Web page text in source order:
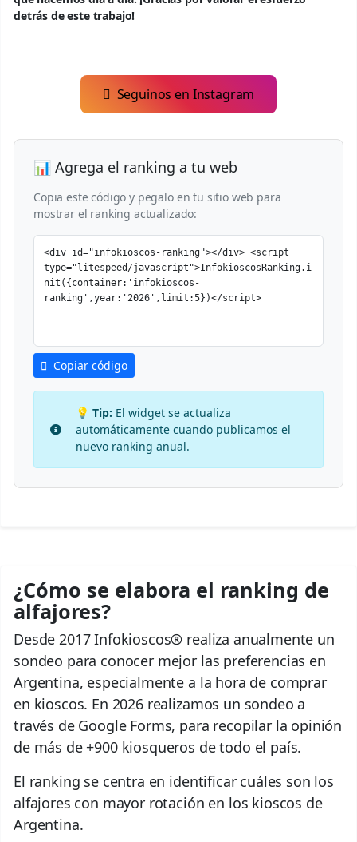
detrás de este trabajo!
Seguinos en Instagram
📊 Agrega el ranking a tu web
Copia este código y pegalo en tu sitio web para
mostrar el ranking actualizado:
Copiar código
💡 Tip: El widget se actualiza
automáticamente cuando publicamos el
nuevo ranking anual.
¿Cómo se elabora el ranking de
alfajores?
Desde 2017 Infokioscos® realiza anualmente un
sondeo para conocer mejor las preferencias en
Argentina, especialmente a la hora de comprar
en kioscos. En 2026 realizamos un sondeo a
través de Google Forms, para recopilar la opinión
de más de +900 kiosqueros de todo el país.
El ranking se centra en identificar cuáles son los
alfajores con mayor rotación en los kioscos de
Argentina.